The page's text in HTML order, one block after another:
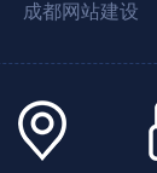
成都网站建设